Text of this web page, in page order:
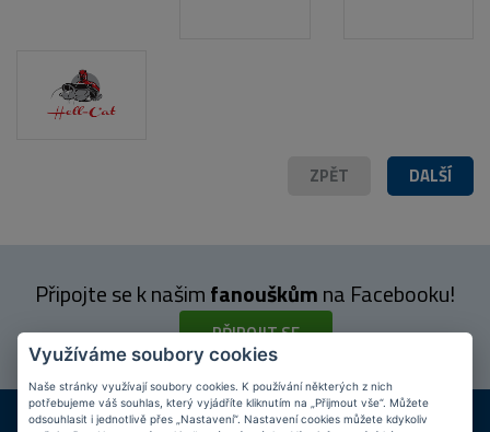
DALŠÍ
ZPĚT
Připojte se k našimfanouškůmna Facebooku!
PŘIPOJIT SE
DOPRAVA ZDARMA
KAMENNÉ PRODEJNY
Využíváme soubory cookies
Naše stránky využívají soubory cookies. K používání některých z nich
potřebujeme váš souhlas, který vyjádříte kliknutím na „Přijmout vše“. Můžete
odsouhlasit i jednotlivě přes „Nastavení“. Nastavení cookies můžete kdykoliv